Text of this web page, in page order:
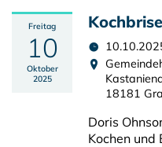
Freitag
10
Oktober
2025
Kochbrise
18181
Doris
Kochen und